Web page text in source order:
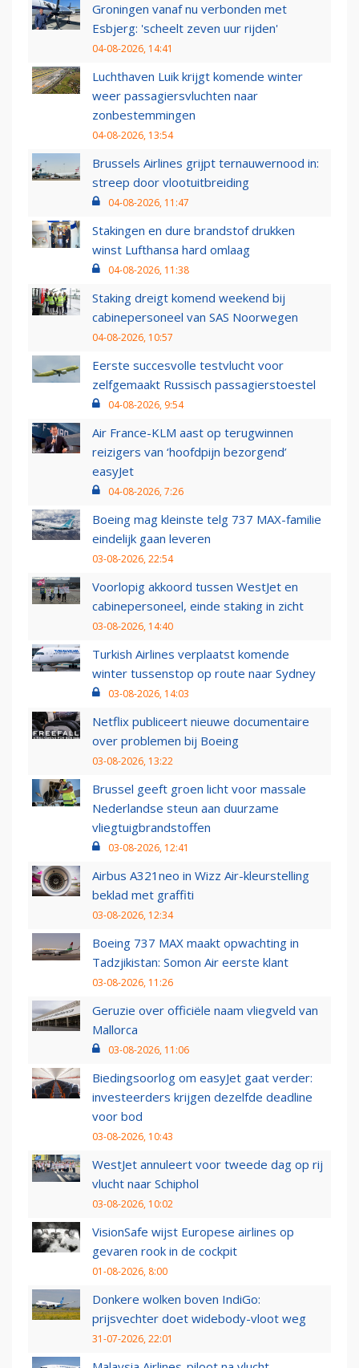
Groningen vanaf nu verbonden met
Esbjerg: 'scheelt zeven uur rijden'
04-08-2026, 14:41
Luchthaven Luik krijgt komende winter
weer passagiersvluchten naar
zonbestemmingen
04-08-2026, 13:54
Brussels Airlines grijpt ternauwernood in:
streep door vlootuitbreiding
04-08-2026, 11:47
Stakingen en dure brandstof drukken
winst Lufthansa hard omlaag
04-08-2026, 11:38
Staking dreigt komend weekend bij
cabinepersoneel van SAS Noorwegen
04-08-2026, 10:57
Eerste succesvolle testvlucht voor
zelfgemaakt Russisch passagierstoestel
04-08-2026, 9:54
Air France-KLM aast op terugwinnen
reizigers van ‘hoofdpijn bezorgend’
easyJet
04-08-2026, 7:26
Boeing mag kleinste telg 737 MAX-familie
eindelijk gaan leveren
03-08-2026, 22:54
Voorlopig akkoord tussen WestJet en
cabinepersoneel, einde staking in zicht
03-08-2026, 14:40
Turkish Airlines verplaatst komende
winter tussenstop op route naar Sydney
03-08-2026, 14:03
Netflix publiceert nieuwe documentaire
over problemen bij Boeing
03-08-2026, 13:22
Brussel geeft groen licht voor massale
Nederlandse steun aan duurzame
vliegtuigbrandstoffen
03-08-2026, 12:41
Airbus A321neo in Wizz Air-kleurstelling
beklad met graffiti
03-08-2026, 12:34
Boeing 737 MAX maakt opwachting in
Tadzjikistan: Somon Air eerste klant
03-08-2026, 11:26
Geruzie over officiële naam vliegveld van
Mallorca
03-08-2026, 11:06
Biedingsoorlog om easyJet gaat verder:
investeerders krijgen dezelfde deadline
voor bod
03-08-2026, 10:43
WestJet annuleert voor tweede dag op rij
vlucht naar Schiphol
03-08-2026, 10:02
VisionSafe wijst Europese airlines op
gevaren rook in de cockpit
01-08-2026, 8:00
Donkere wolken boven IndiGo:
prijsvechter doet widebody-vloot weg
31-07-2026, 22:01